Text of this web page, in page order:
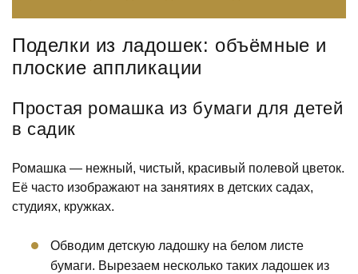
Поделки из ладошек: объёмные и
плоские аппликации
Простая ромашка из бумаги для детей
в садик
Ромашка — нежный, чистый, красивый полевой цветок.
Её часто изображают на занятиях в детских садах,
студиях, кружках.
Обводим детскую ладошку на белом листе
бумаги. Вырезаем несколько таких ладошек из